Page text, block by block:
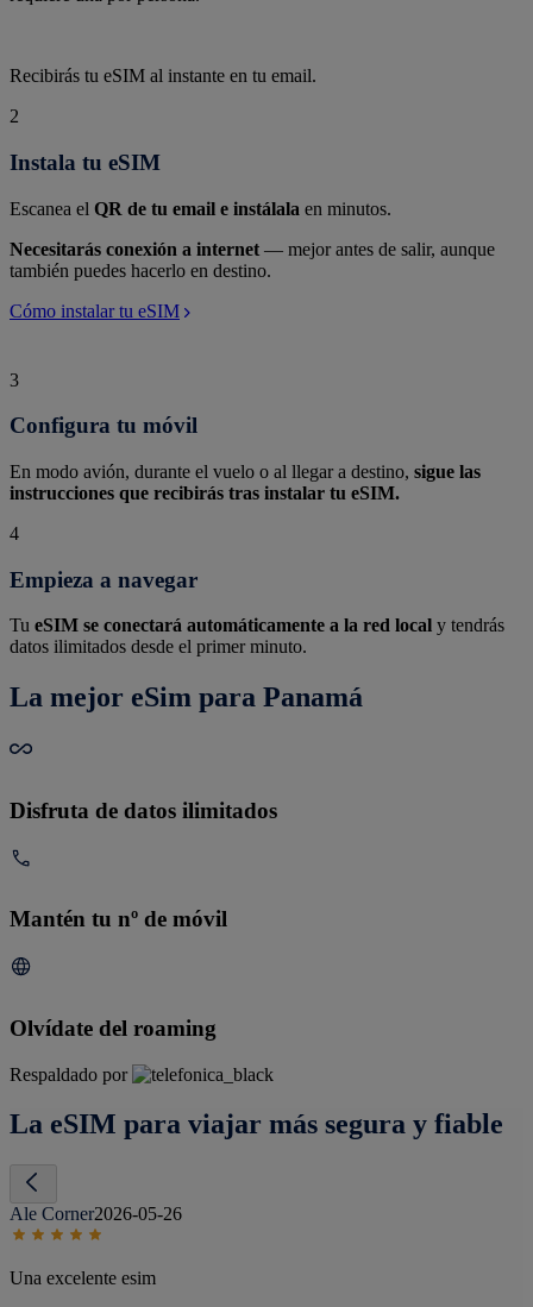
Recibirás tu eSIM al instante en tu email.
2
Instala tu eSIM
Escanea el QR de tu email e instálala en minutos.
Necesitarás conexión a internet — mejor antes de salir, aunque
también puedes hacerlo en destino.
Cómo instalar tu eSIM
3
Configura tu móvil
En modo avión, durante el vuelo o al llegar a destino, sigue las
instrucciones que recibirás tras instalar tu eSIM.
4
Empieza a navegar
Tu eSIM se conectará automáticamente a la red local y tendrás
datos ilimitados desde el primer minuto.
La mejor eSim para Panamá
Disfruta de datos ilimitados
Mantén tu nº de móvil
Olvídate del roaming
Respaldado por
La eSIM para viajar más segura y fiable
Ale Corner2026-05-26
Una excelente esim